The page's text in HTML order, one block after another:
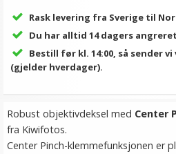
Rask levering fra Sverige til
Du har alltid 14 dagers
Bestill før kl. 14:00, så sender
(gjelder hverdager).
Robust objektivdeksel med Center
fra Kiwifotos.
Center Pinch-klemmefunksjonen er